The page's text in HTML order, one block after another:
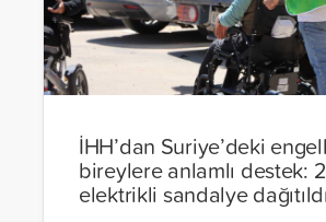
İHH’dan Suriye’deki
bireylere anlamlı destek:
elektrikli sandalye dağıtıldı